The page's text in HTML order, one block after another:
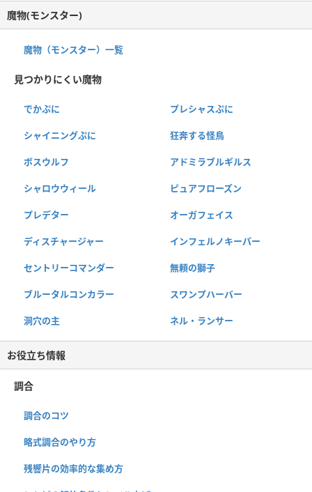
魔物(モンスター)
魔物（モンスター）一覧
見つかりにくい魔物
でかぷに プレシャスぷに
シャイニングぷに 狂奔する怪鳥
ボスウルフ アドミラブルギルス
シャロウウィール ピュアフローズン
プレデター オーガフェイス
ディスチャージャー インフェルノキーパー
セントリーコマンダー 無頼の獅子
ブルータルコンカラー スワンプハーバー
洞穴の主 ネル・ランサー
お役立ち情報
調合
調合のコツ
略式調合のやり方
残響片の効率的な集め方